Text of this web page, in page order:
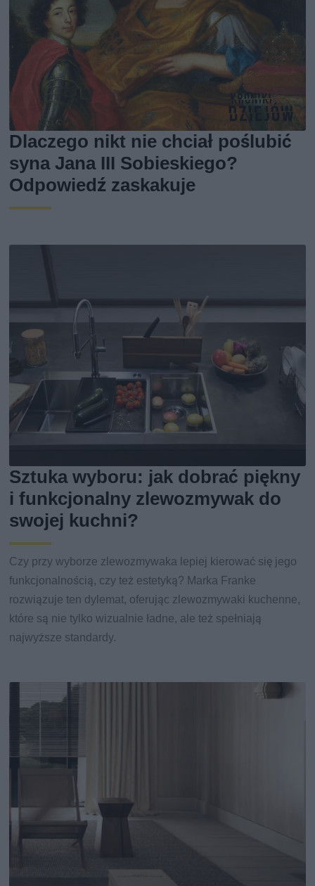
Dlaczego nikt nie chciał poślubić
syna Jana III Sobieskiego?
Odpowiedź zaskakuje
Sztuka wyboru: jak dobrać piękny
i funkcjonalny zlewozmywak do
swojej kuchni?
Czy przy wyborze zlewozmywaka lepiej kierować się jego
funkcjonalnością, czy też estetyką? Marka Franke
rozwiązuje ten dylemat, oferując zlewozmywaki kuchenne,
które są nie tylko wizualnie ładne, ale też spełniają
najwyższe standardy.